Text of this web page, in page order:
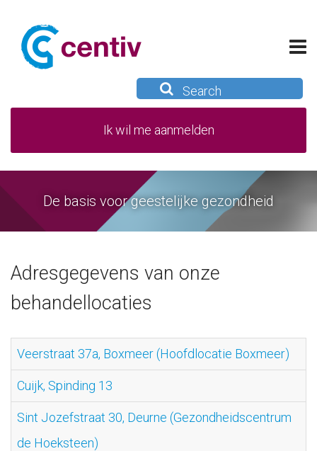
Ik wil me aanmelden
De basis voor geestelijke gezondheid
Adresgegevens van onze
behandellocaties
Veerstraat 37a, Boxmeer (Hoofdlocatie Boxmeer)
Cuijk, Spinding 13
Sint Jozefstraat 30, Deurne (Gezondheidscentrum
de Hoeksteen)